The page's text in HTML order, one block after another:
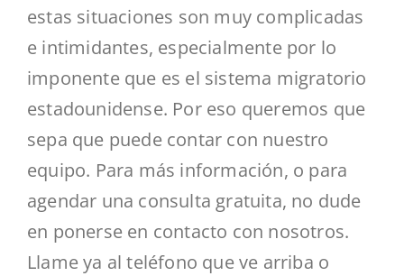
estas situaciones son muy complicadas
e intimidantes, especialmente por lo
imponente que es el sistema migratorio
estadounidense. Por eso queremos que
sepa que puede contar con nuestro
equipo. Para más información, o para
agendar una consulta gratuita, no dude
en ponerse en contacto con nosotros.
Llame ya al teléfono que ve arriba o